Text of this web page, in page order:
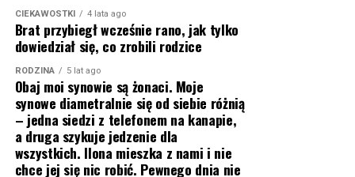
CIEKAWOSTKI 4 lata ago
Brat przybiegł wcześnie rano, jak tylko
dowiedział się, co zrobili rodzice
RODZINA 5 lat ago
Obaj moi synowie są żonaci. Moje
synowe diametralnie się od siebie różnią
– jedna siedzi z telefonem na kanapie,
a druga szykuje jedzenie dla
wszystkich. Ilona mieszka z nami i nie
chce jej się nic robić. Pewnego dnia nie